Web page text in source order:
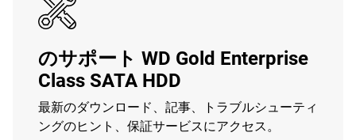
のサポート WD Gold Enterprise
Class SATA HDD
最新のダウンロード、記事、トラブルシューティ
ングのヒント、保証サービスにアクセス。